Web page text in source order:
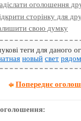
оголошення
сторінку для
свою думку
теги для даного
новый свет
Попереднє